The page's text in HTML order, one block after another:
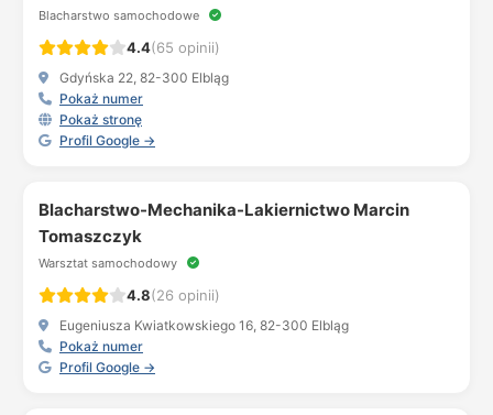
Blacharstwo samochodowe
4.4(65 opinii)
Gdyńska 22, 82-300 Elbląg
Pokaż numer
Pokaż stronę
Profil Google →
Blacharstwo-Mechanika-Lakiernictwo Marcin
Tomaszczyk
Warsztat samochodowy
4.8(26 opinii)
Eugeniusza Kwiatkowskiego 16, 82-300 Elbląg
Pokaż numer
Profil Google →